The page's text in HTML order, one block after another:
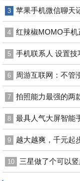
3 苹果手机微信聊天
4 红辣椒MOMO手
5 手机联系人 设置
6 周游互联网：不管
7 拍照能力最强的两
8 最具人气大屏智能
9 越大越爽，千元起
10 三星做了个可以